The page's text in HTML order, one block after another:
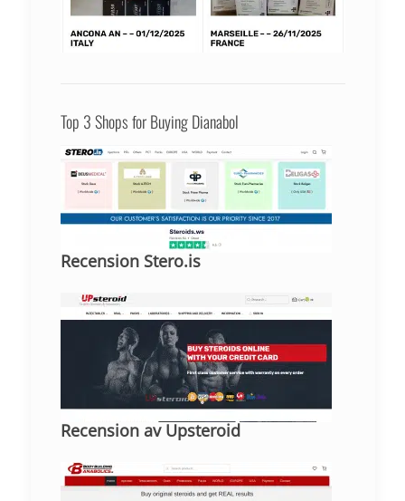
Top 3 Shops for Buying Dianabol
Recension Stero.is
Recension av Upsteroid